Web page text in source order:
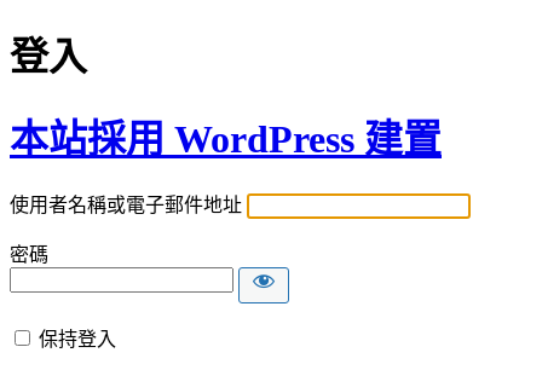
登入
本站採用 WordPress 建置
使用者名稱或電子郵件地址
密碼
保持登入